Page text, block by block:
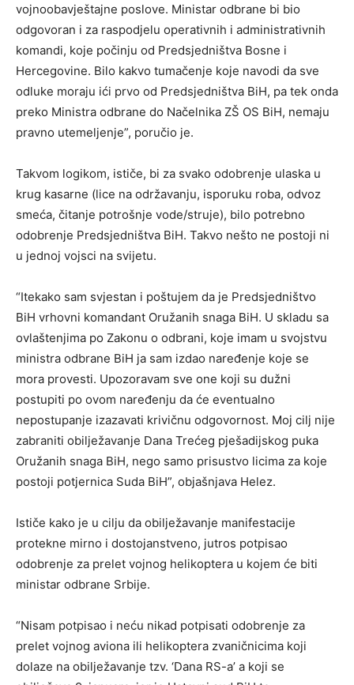
vojnoobavještajne poslove. Ministar odbrane bi bio
odgovoran i za raspodjelu operativnih i administrativnih
komandi, koje počinju od Predsjedništva Bosne i
Hercegovine. Bilo kakvo tumačenje koje navodi da sve
odluke moraju ići prvo od Predsjedništva BiH, pa tek onda
preko Ministra odbrane do Načelnika ZŠ OS BiH, nemaju
pravno utemeljenje”, poručio je.
Takvom logikom, ističe, bi za svako odobrenje ulaska u
krug kasarne (lice na održavanju, isporuku roba, odvoz
smeća, čitanje potrošnje vode/struje), bilo potrebno
odobrenje Predsjedništva BiH. Takvo nešto ne postoji ni
u jednoj vojsci na svijetu.
“Itekako sam svjestan i poštujem da je Predsjedništvo
BiH vrhovni komandant Oružanih snaga BiH. U skladu sa
ovlaštenjima po Zakonu o odbrani, koje imam u svojstvu
ministra odbrane BiH ja sam izdao naređenje koje se
mora provesti. Upozoravam sve one koji su dužni
postupiti po ovom naređenju da će eventualno
nepostupanje izazavati krivičnu odgovornost. Moj cilj nije
zabraniti obilježavanje Dana Trećeg pješadijskog puka
Oružanih snaga BiH, nego samo prisustvo licima za koje
postoji potjernica Suda BiH”, objašnjava Helez.
Ističe kako je u cilju da obilježavanje manifestacije
protekne mirno i dostojanstveno, jutros potpisao
odobrenje za prelet vojnog helikoptera u kojem će biti
ministar odbrane Srbije.
“Nisam potpisao i neću nikad potpisati odobrenje za
prelet vojnog aviona ili helikoptera zvaničnicima koji
dolaze na obilježavanje tzv. ‘Dana RS-a’ a koji se